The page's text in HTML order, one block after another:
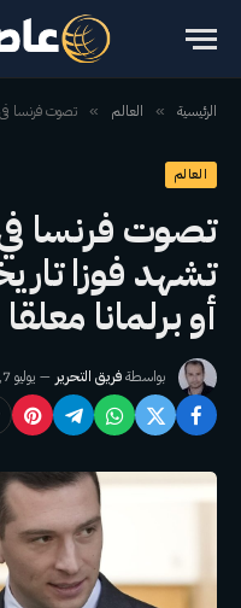
الرئيسية » العالم » تصوت فرنسا في
العالم
تصوت فرنسا
تشهد فوزا
أو برلمانا معلقا
بواسطةفريق التحرير يوليو 7, 2024